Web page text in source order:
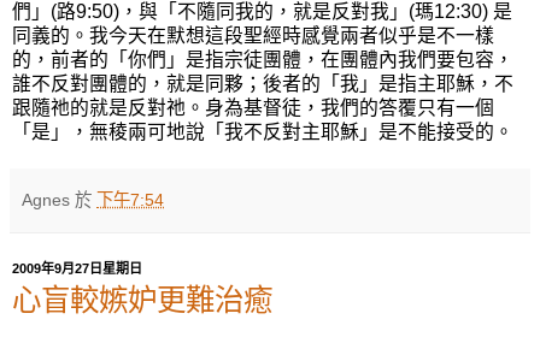
們」(路9:50)，與「不隨同我的，就是反對我」(瑪12:30) 是
同義的。我今天在默想這段聖經時感覺兩者似乎是不一樣
的，前者的「你們」是指宗徒團體，在團體內我們要包容，
誰不反對團體的，就是同夥；後者的「我」是指主耶穌，不
跟隨祂的就是反對祂。身為基督徒，我們的答覆只有一個
「是」，無稜兩可地說「我不反對主耶穌」是不能接受的。
Agnes 於 下午7:54
2009年9月27日星期日
心盲較嫉妒更難治癒